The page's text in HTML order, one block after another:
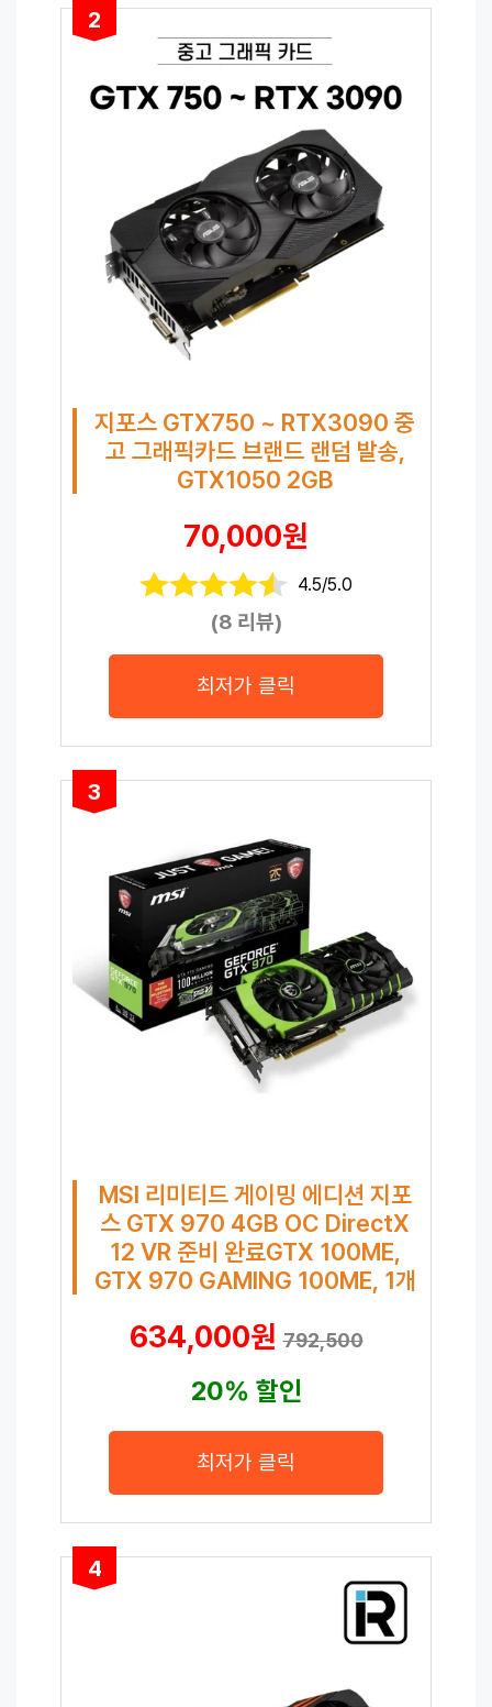
2
지포스 GTX750 ~ RTX3090 중
고 그래픽카드 브랜드 랜덤 발송,
GTX1050 2GB
70,000원
4.5/5.0
(8 리뷰)
최저가 클릭
3
MSI 리미티드 게이밍 에디션 지포
스 GTX 970 4GB OC DirectX
12 VR 준비 완료GTX 100ME,
GTX 970 GAMING 100ME, 1개
634,000원792,500
20% 할인
최저가 클릭
4